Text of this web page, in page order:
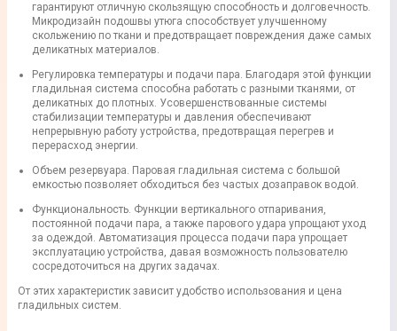
гарантируют отличную скользящую способность и долговечность.
Микродизайн подошвы утюга способствует улучшенному
скольжению по ткани и предотвращает повреждения даже самых
деликатных материалов.
Регулировка температуры и подачи пара. Благодаря этой функции
гладильная система способна работать с разными тканями, от
деликатных до плотных. Усовершенствованные системы
стабилизации температуры и давления обеспечивают
непрерывную работу устройства, предотвращая перегрев и
перерасход энергии.
Объем резервуара. Паровая гладильная система с большой
емкостью позволяет обходиться без частых дозаправок водой.
Функциональность. Функции вертикального отпаривания,
постоянной подачи пара, а также парового удара упрощают уход
за одеждой. Автоматизация процесса подачи пара упрощает
эксплуатацию устройства, давая возможность пользователю
сосредоточиться на других задачах.
От этих характеристик зависит удобство использования и цена
гладильных систем.